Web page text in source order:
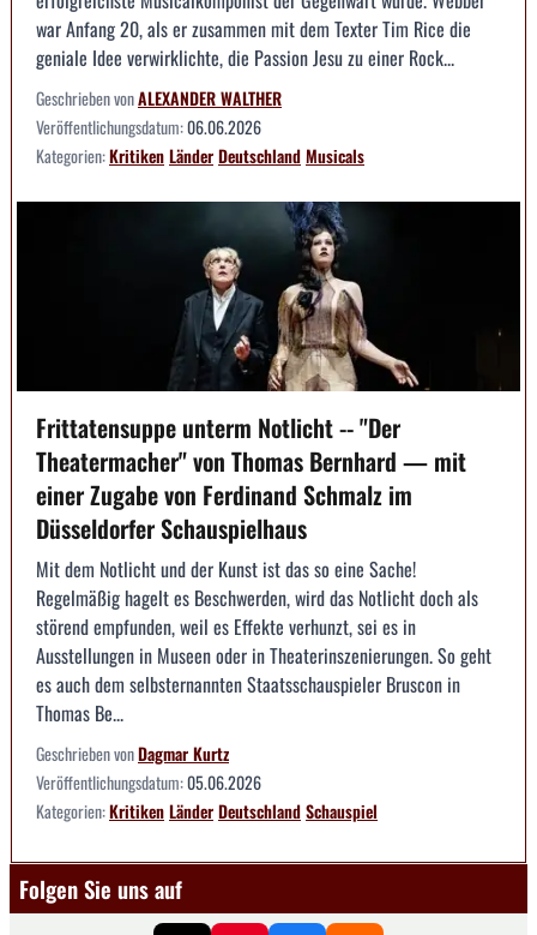
war Anfang 20, als er zusammen mit dem Texter Tim Rice die
geniale Idee verwirklichte, die Passion Jesu zu einer Rock...
Geschrieben vonALEXANDER WALTHER
Veröffentlichungsdatum:06.06.2026
Kategorien:KritikenLänderDeutschlandMusicals
Frittatensuppe unterm Notlicht -- "Der
Theatermacher" von Thomas Bernhard — mit
einer Zugabe von Ferdinand Schmalz im
Düsseldorfer Schauspielhaus
Mit dem Notlicht und der Kunst ist das so eine Sache!
Regelmäßig hagelt es Beschwerden, wird das Notlicht doch als
störend empfunden, weil es Effekte verhunzt, sei es in
Ausstellungen in Museen oder in Theaterinszenierungen. So geht
es auch dem selbsternannten Staatsschauspieler Bruscon in
Thomas Be...
Geschrieben vonDagmar Kurtz
Veröffentlichungsdatum:05.06.2026
Kategorien:KritikenLänderDeutschlandSchauspiel
Folgen Sie uns auf